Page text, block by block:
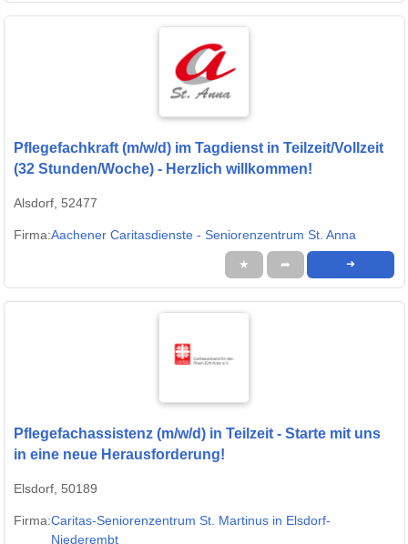
Pflegefachkraft (m/w/d) im Tagdienst in Teilzeit/Vollzeit
(32 Stunden/Woche) - Herzlich willkommen!
Alsdorf, 52477
Firma:Aachener Caritasdienste - Seniorenzentrum St. Anna
★ ➦ ➜
Pflegefachassistenz (m/w/d) in Teilzeit - Starte mit uns
in eine neue Herausforderung!
Elsdorf, 50189
Firma:Caritas-Seniorenzentrum St. Martinus in Elsdorf-
Niederembt